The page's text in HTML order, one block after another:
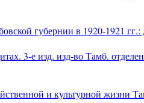
губернии в 1920-1921
3-е изд. изд-во Тамб.
и культурной жизни